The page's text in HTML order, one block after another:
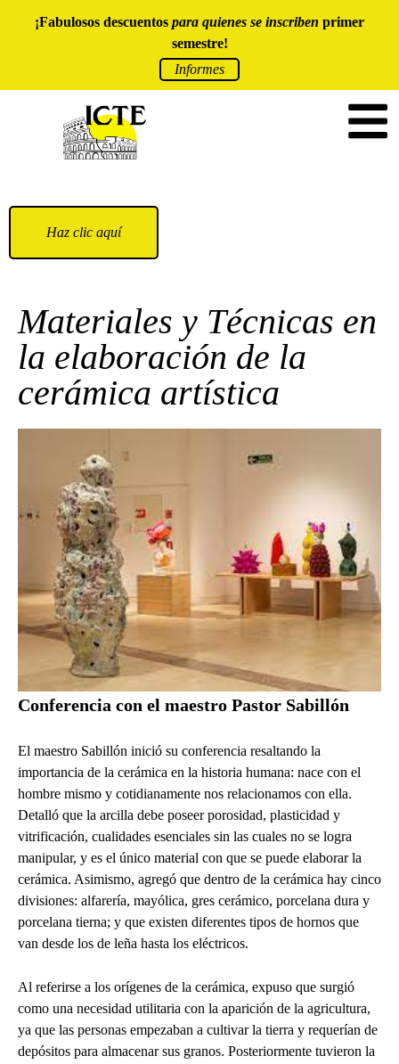
¡Fabulosos descuentos para quienes se inscriben primer
semestre!
Informes
Haz clic aquí
Materiales y Técnicas en
la elaboración de la
cerámica artística
Conferencia con el maestro Pastor Sabillón
El maestro Sabillón inició su conferencia resaltando la
importancia de la cerámica en la historia humana: nace con el
hombre mismo y cotidianamente nos relacionamos con ella.
Detalló que la arcilla debe poseer porosidad, plasticidad y
vitrificación, cualidades esenciales sin las cuales no se logra
manipular, y es el único material con que se puede elaborar la
cerámica. Asimismo, agregó que dentro de la cerámica hay cinco
divisiones: alfarería, mayólica, gres cerámico, porcelana dura y
porcelana tierna; y que existen diferentes tipos de hornos que
van desde los de leña hasta los eléctricos.
Al referirse a los orígenes de la cerámica, expuso que surgió
como una necesidad utilitaria con la aparición de la agricultura,
ya que las personas empezaban a cultivar la tierra y requerían de
depósitos para almacenar sus granos. Posteriormente tuvieron la